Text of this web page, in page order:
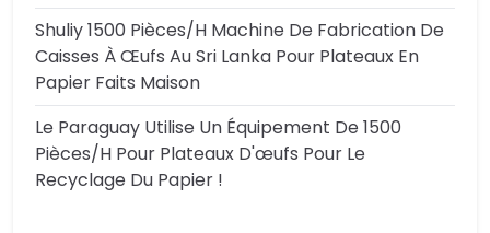
Shuliy 1500 Pièces/h Machine De Fabrication De
Caisses À Œufs Au Sri Lanka Pour Plateaux En
Papier Faits Maison
Le Paraguay Utilise Un Équipement De 1500
Pièces/h Pour Plateaux D'œufs Pour Le
Recyclage Du Papier !